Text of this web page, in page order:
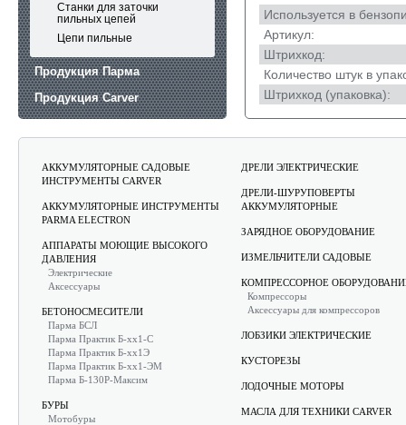
Станки для заточки
пильных цепей
Цепи пильные
Продукция Парма
Продукция Carver
Используется в
Артикул:
Штрихкод:
Количество штук в
Штрихкод (упаковка):
АККУМУЛЯТОРНЫЕ САДОВЫЕ
ИНСТРУМЕНТЫ CARVER
АККУМУЛЯТОРНЫЕ ИНСТРУМЕНТЫ
PARMA ELECTRON
АППАРАТЫ МОЮЩИЕ ВЫСОКОГО
ДАВЛЕНИЯ
Электрические
Аксессуары
БЕТОНОСМЕСИТЕЛИ
Парма БСЛ
Парма Практик Б-хх1-С
Парма Практик Б-хх1Э
Парма Практик Б-хх1-ЭМ
Парма Б-130Р-Максим
БУРЫ
Мотобуры
ДРЕЛИ ЭЛЕКТРИЧЕСКИЕ
ДРЕЛИ-ШУРУПОВЕРТЫ
АККУМУЛЯТОРНЫЕ
ЗАРЯДНОЕ ОБОРУДОВАНИЕ
ИЗМЕЛЬЧИТЕЛИ САДОВЫЕ
КОМПРЕССОРНОЕ
Компрессоры
Аксессуары для компрессоров
ЛОБЗИКИ ЭЛЕКТРИЧЕСКИЕ
КУСТОРЕЗЫ
ЛОДОЧНЫЕ МОТОРЫ
МАСЛА ДЛЯ ТЕХНИКИ CARVER